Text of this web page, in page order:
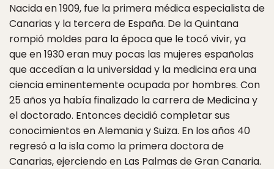
Nacida en 1909, fue la primera médica especialista de
Canarias y la tercera de España. De la Quintana
rompió moldes para la época que le tocó vivir, ya
que en 1930 eran muy pocas las mujeres españolas
que accedían a la universidad y la medicina era una
ciencia eminentemente ocupada por hombres. Con
25 años ya había finalizado la carrera de Medicina y
el doctorado. Entonces decidió completar sus
conocimientos en Alemania y Suiza. En los años 40
regresó a la isla como la primera doctora de
Canarias, ejerciendo en Las Palmas de Gran Canaria.